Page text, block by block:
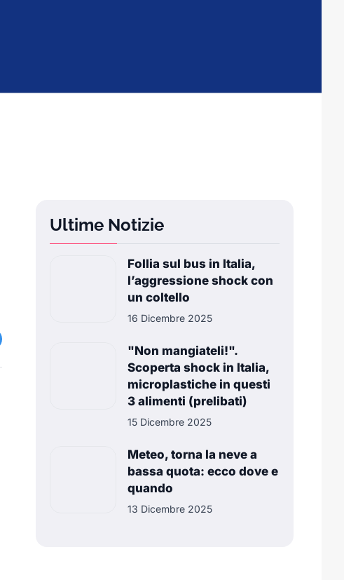
Ultime Notizie
Follia sul bus in Italia,
l’aggressione shock con
un coltello
16 Dicembre 2025
"Non mangiateli!".
Scoperta shock in Italia,
microplastiche in questi
3 alimenti (prelibati)
15 Dicembre 2025
Meteo, torna la neve a
bassa quota: ecco dove e
quando
13 Dicembre 2025